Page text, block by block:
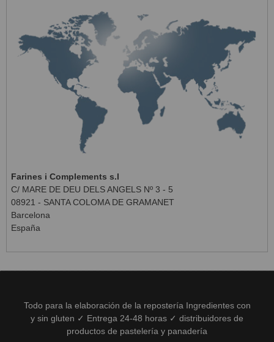
Farines i Complements s.l
C/ MARE DE DEU DELS ANGELS Nº 3 - 5
08921 - SANTA COLOMA DE GRAMANET
Barcelona
España
Todo para la elaboración de la repostería Ingredientes con
y sin gluten ✓ Entrega 24-48 horas ✓ distribuidores de
productos de pastelería y panadería